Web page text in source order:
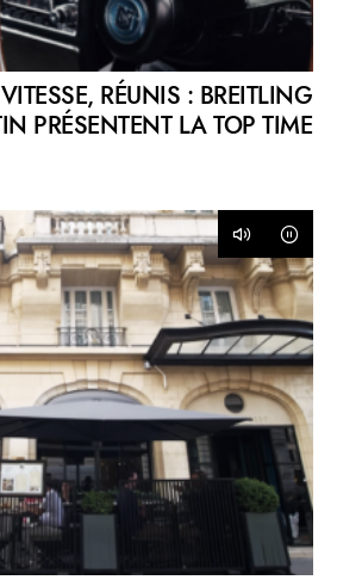
RÉUNIS : BREITLING
PRÉSENTENT LA TOP TIME